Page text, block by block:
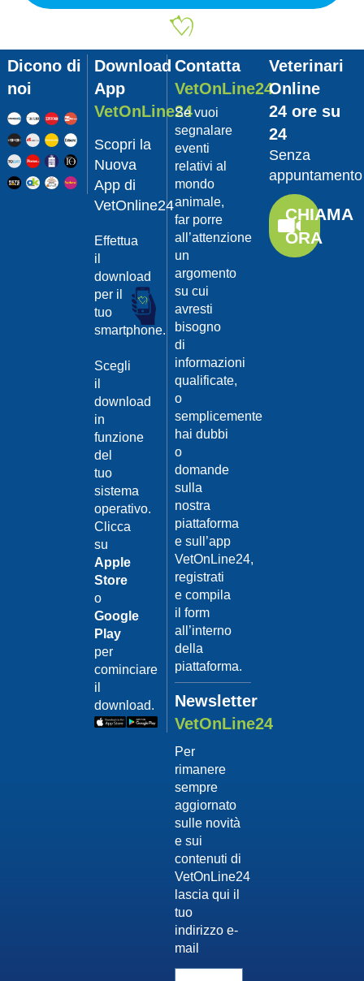
Dicono di
noi
Download
App
VetOnLine24
Scopri la
Nuova
App di
VetOnline24
Effettua
il
download
per il
tuo
smartphone.
Scegli
il
download
in
funzione
del
tuo
sistema
operativo.
Clicca
su
Apple
Store
o
Google
Play
per
cominciare
il
download.
Contatta
VetOnLine24
Se vuoi
segnalare
eventi
relativi al
mondo
animale,
far porre
all’attenzione
un
argomento
su cui
avresti
bisogno
di
informazioni
qualificate,
o
semplicemente
hai dubbi
o
domande
sulla
nostra
piattaforma
e sull’app
VetOnLine24,
registrati
e compila
il form
all’interno
della
piattaforma.
Newsletter
VetOnLine24
Per
rimanere
sempre
aggiornato
sulle novità
e sui
contenuti di
VetOnLine24
lascia qui il
tuo
indirizzo e-
mail
Veterinari
Online
24 ore su
24
Senza
appuntamento
CHIAMA
ORA